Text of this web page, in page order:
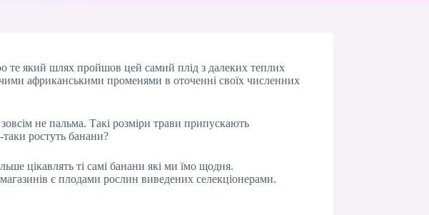
те який шлях пройшов цей самий плід з далеких теплих
африканськими променями в оточенні своїх численних
не пальма. Такі розміри трави припускають
ростуть банани?
цікавлять ті самі банани які ми їмо щодня.
є плодами рослин виведених селекціонерами.